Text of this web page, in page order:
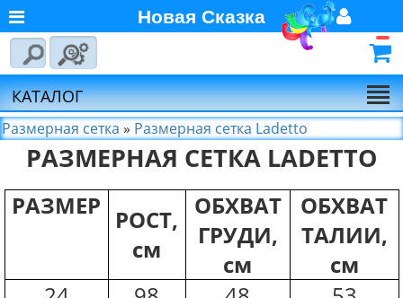
Главная
О компании
Новости
Выбор по брендам
Партнёрам
Калькулятора доставки
Первая
Новая Сказка
Регистрация
Авторизуйтесь
КАТАЛОГ
Размерная сетка » Размерная сетка Ladetto
РАЗМЕРНАЯ СЕТКА LADETTO
РАЗМЕР РОСТ,
см
ОБХВАТ
ГРУДИ,
см
ОБХВАТ
ТАЛИИ,
см